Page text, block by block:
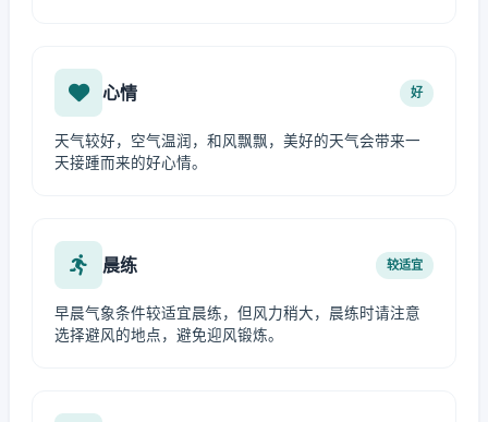
心情 好
天气较好，空气温润，和风飘飘，美好的天气会带来一
天接踵而来的好心情。
晨练 较适宜
早晨气象条件较适宜晨练，但风力稍大，晨练时请注意
选择避风的地点，避免迎风锻炼。